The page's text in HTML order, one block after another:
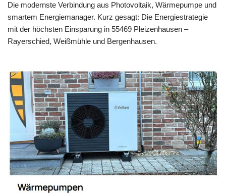
Die modernste Verbindung aus Photovoltaik, Wärmepumpe und
smartem Energiemanager. Kurz gesagt: Die Energiestrategie
mit der höchsten Einsparung in 55469 Pleizenhausen –
Rayerschied, Weißmühle und Bergenhausen.